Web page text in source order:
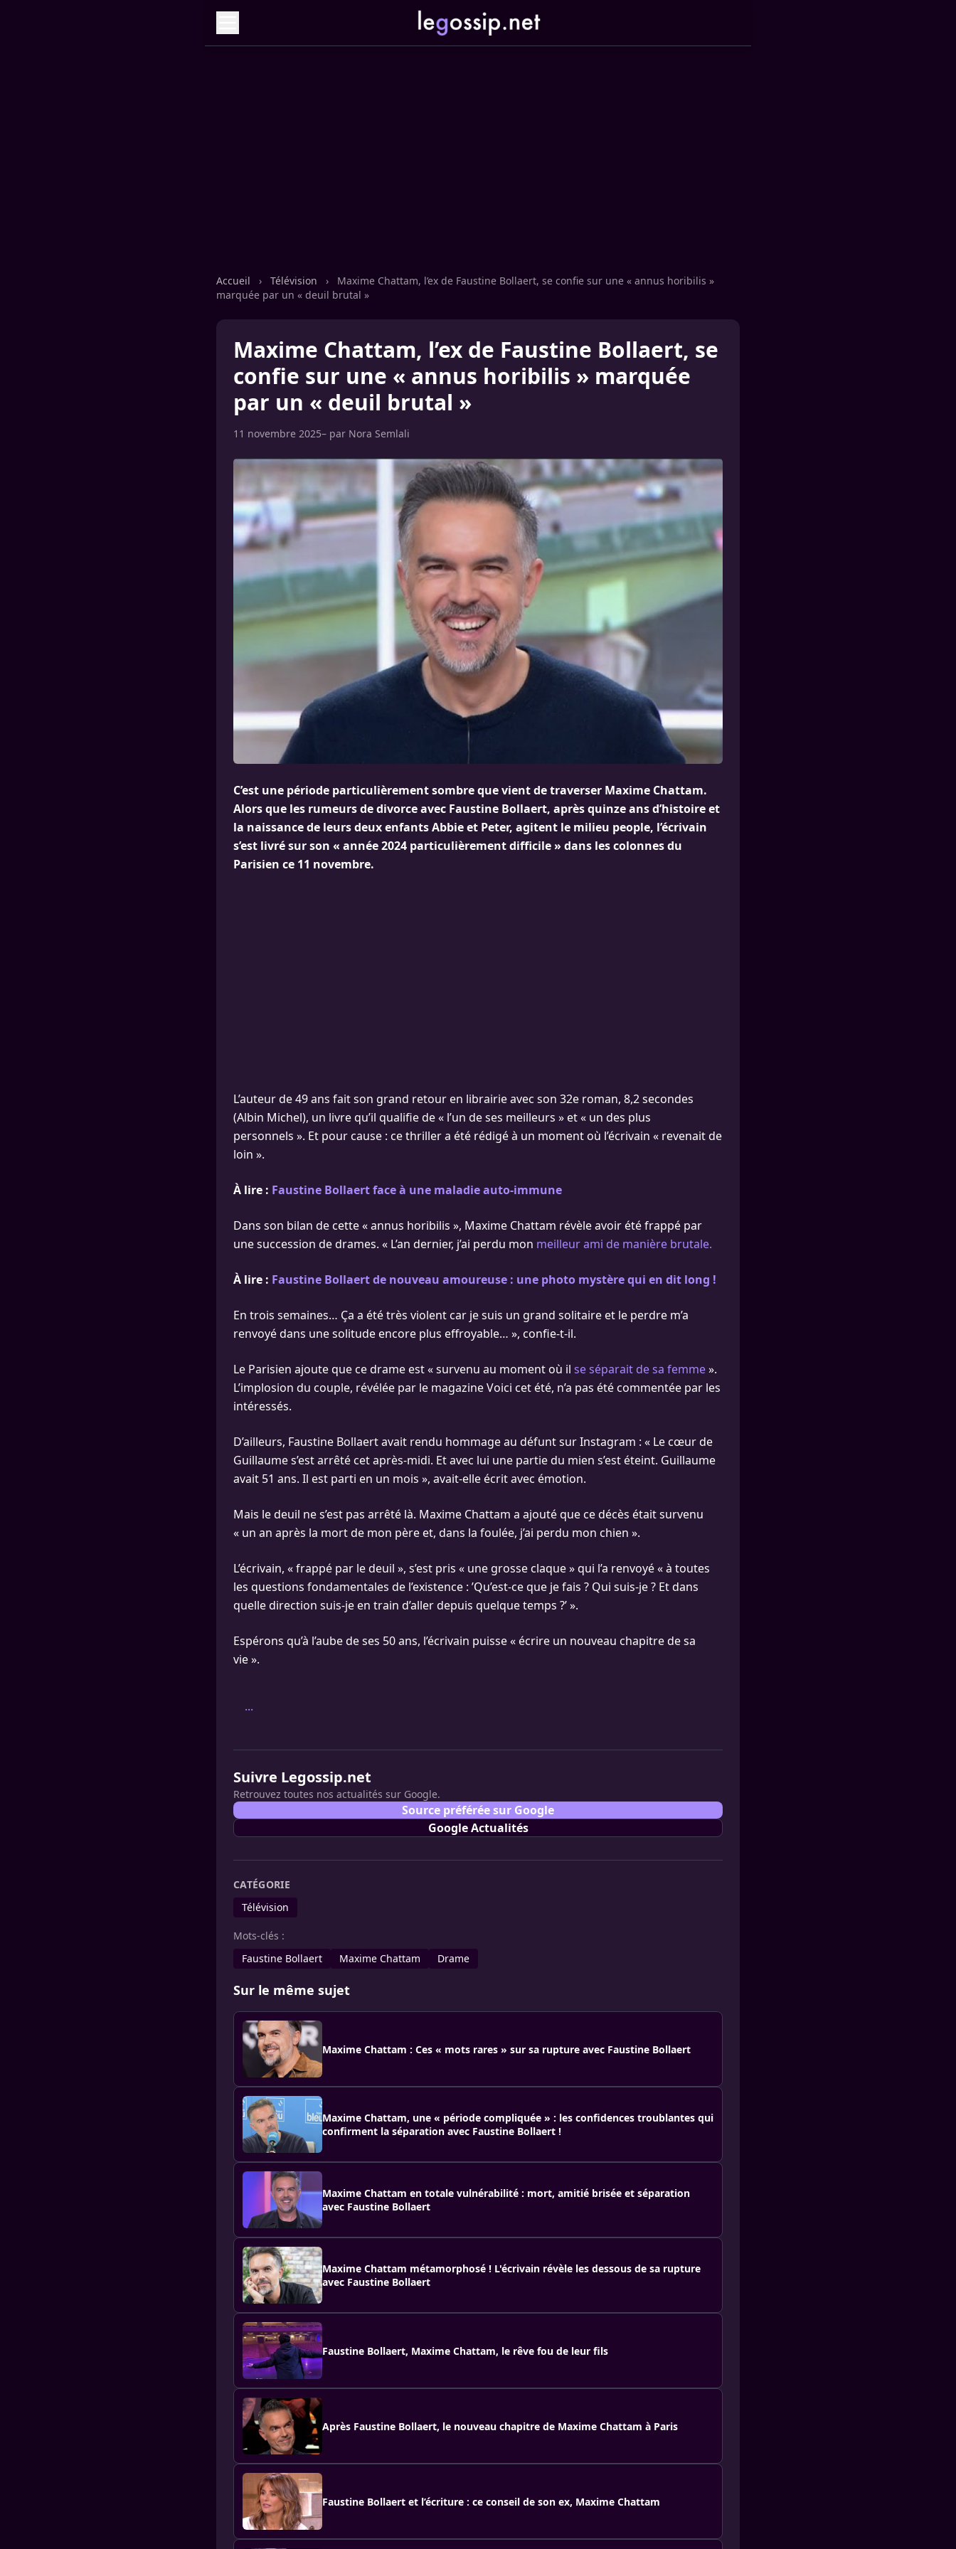
Accueil › Télévision ›
Maxime Chattam, l’ex de Faustine Bollaert, se confie sur une « annus horibilis »
marquée par un « deuil brutal »
Maxime Chattam, l’ex de Faustine Bollaert, se
confie sur une « annus horibilis » marquée
par un « deuil brutal »
11 novembre 2025– par Nora Semlali
C’est une période particulièrement sombre que vient de traverser Maxime Chattam.
Alors que les rumeurs de divorce avec Faustine Bollaert, après quinze ans d’histoire et
la naissance de leurs deux enfants Abbie et Peter, agitent le milieu people, l’écrivain
s’est livré sur son « année 2024 particulièrement difficile » dans les colonnes du
Parisien ce 11 novembre.
L’auteur de 49 ans fait son grand retour en librairie avec son 32e roman, 8,2 secondes
(Albin Michel), un livre qu’il qualifie de « l’un de ses meilleurs » et « un des plus
personnels ». Et pour cause : ce thriller a été rédigé à un moment où l’écrivain « revenait de
loin ».
À lire : Faustine Bollaert face à une maladie auto-immune
Dans son bilan de cette « annus horibilis », Maxime Chattam révèle avoir été frappé par
une succession de drames. « L’an dernier, j’ai perdu mon meilleur ami de manière brutale.
À lire : Faustine Bollaert de nouveau amoureuse : une photo mystère qui en dit long !
En trois semaines… Ça a été très violent car je suis un grand solitaire et le perdre m’a
renvoyé dans une solitude encore plus effroyable… », confie-t-il.
Le Parisien ajoute que ce drame est « survenu au moment où il se séparait de sa femme».
L’implosion du couple, révélée par le magazine Voici cet été, n’a pas été commentée par les
intéressés.
D’ailleurs, Faustine Bollaert avait rendu hommage au défunt sur Instagram : « Le cœur de
Guillaume s’est arrêté cet après-midi. Et avec lui une partie du mien s’est éteint. Guillaume
avait 51 ans. Il est parti en un mois », avait-elle écrit avec émotion.
Mais le deuil ne s’est pas arrêté là. Maxime Chattam a ajouté que ce décès était survenu
« un an après la mort de mon père et, dans la foulée, j’ai perdu mon chien ».
L’écrivain, « frappé par le deuil », s’est pris « une grosse claque » qui l’a renvoyé « à toutes
les questions fondamentales de l’existence : ’Qu’est-ce que je fais ? Qui suis-je ? Et dans
quelle direction suis-je en train d’aller depuis quelque temps ?’ ».
Espérons qu’à l’aube de ses 50 ans, l’écrivain puisse « écrire un nouveau chapitre de sa
vie ».
...
Suivre Legossip.net
Retrouvez toutes nos actualités sur Google.
Source préférée sur Google
Google Actualités
CATÉGORIE
Télévision
Mots-clés :
Faustine Bollaert
Maxime Chattam Drame
Sur le même sujet
Maxime Chattam : Ces « mots rares » sur sa rupture avec Faustine Bollaert
Maxime Chattam, une « période compliquée » : les confidences troublantes qui
confirment la séparation avec Faustine Bollaert !
Maxime Chattam en totale vulnérabilité : mort, amitié brisée et séparation
avec Faustine Bollaert
Maxime Chattam métamorphosé ! L'écrivain révèle les dessous de sa rupture
avec Faustine Bollaert
Faustine Bollaert, Maxime Chattam, le rêve fou de leur fils
Après Faustine Bollaert, le nouveau chapitre de Maxime Chattam à Paris
Faustine Bollaert et l’écriture : ce conseil de son ex, Maxime Chattam